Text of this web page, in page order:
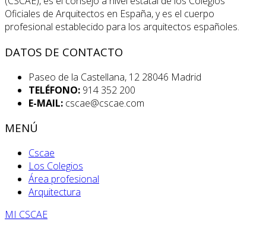
Oficiales de Arquitectos en España, y es el cuerpo
profesional establecido para los arquitectos españoles.
DATOS DE CONTACTO
Paseo de la Castellana, 12 28046 Madrid
TELÉFONO: 914 352 200
E-MAIL: cscae@cscae.com
MENÚ
Cscae
Los Colegios
Área profesional
Arquitectura
MI CSCAE